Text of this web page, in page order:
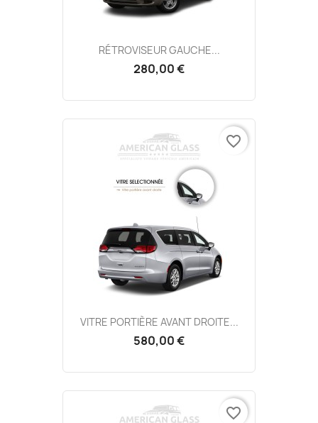
RÉTROVISEUR GAUCHE...
280,00 €
VITRE PORTIÈRE AVANT DROITE...
580,00 €
favorite_border
favorite_border